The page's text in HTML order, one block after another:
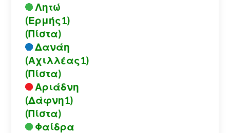
Λητώ
(Ερμής1)
(Πίστα)
Δανάη
(Αχιλλέας1)
(Πίστα)
Αριάδνη
(Δάφνη1)
(Πίστα)
Φαίδρα